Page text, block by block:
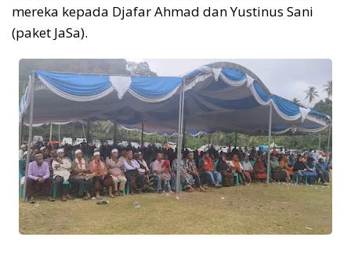
mereka kepada Djafar Ahmad dan Yustinus Sani
(paket JaSa).